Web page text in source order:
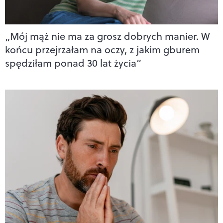
„Mój mąż nie ma za grosz dobrych manier. W
końcu przejrzałam na oczy, z jakim gburem
spędziłam ponad 30 lat życia”